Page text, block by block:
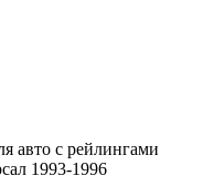
авто с рейлингами
1993-1996